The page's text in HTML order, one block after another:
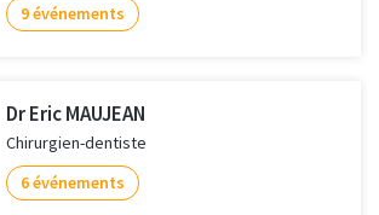
9 événements
Dr Eric MAUJEAN
Chirurgien-dentiste
6 événements